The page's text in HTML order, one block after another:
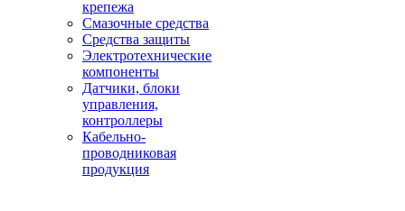
крепежа
Смазочные средства
Средства защиты
Электротехнические
компоненты
Датчики, блоки
управления,
контроллеры
Кабельно-
проводниковая
продукция